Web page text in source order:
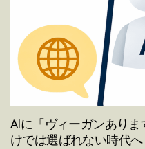
AIに「ヴィーガンあり
けでは選ばれない時代へ